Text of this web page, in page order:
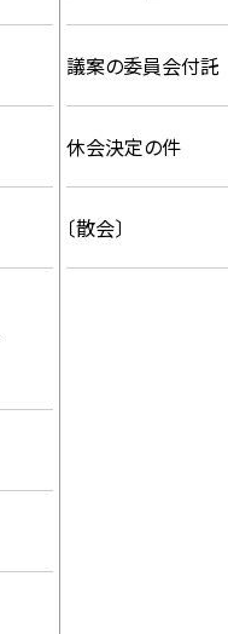
議案の委員会付託
休会決定の件
〔散会〕